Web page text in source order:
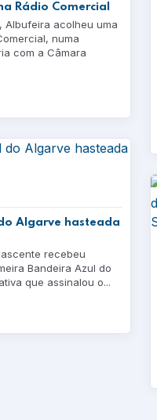
Rádio Comercial
Albufeira acolheu uma
numa
com a Câmara
Algarve hasteada
recebeu
Bandeira Azul do
que assinalou o...